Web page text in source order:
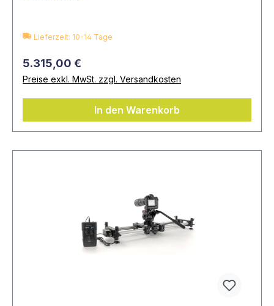
Lieferzeit: 10-14 Tage
5.315,00 €
Preise exkl. MwSt. zzgl. Versandkosten
In den Warenkorb